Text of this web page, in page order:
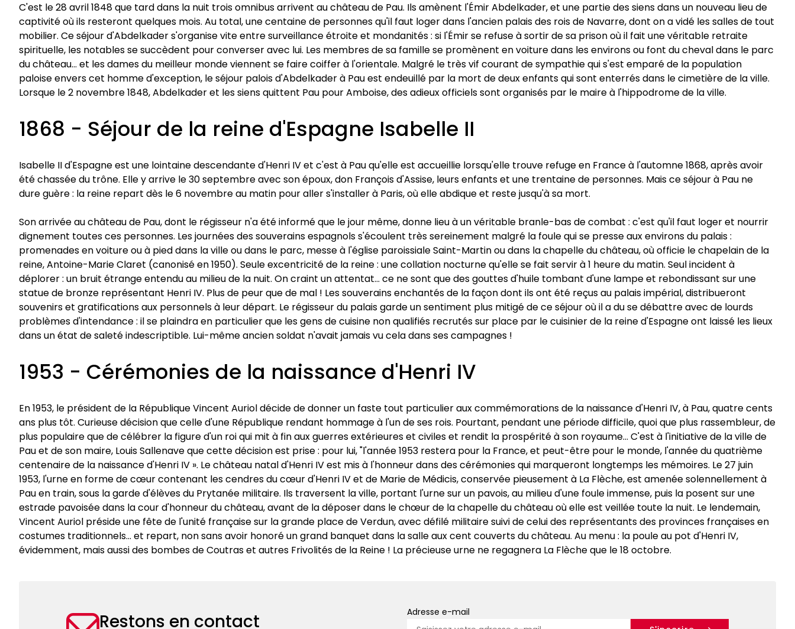
C'est le 28 avril 1848 que tard dans la nuit trois omnibus arrivent au château de Pau. Ils amènent l'Émir Abdelkader, et une partie des siens dans un nouveau lieu de
captivité où ils resteront quelques mois. Au total, une centaine de personnes qu'il faut loger dans l'ancien palais des rois de Navarre, dont on a vidé les salles de tout
mobilier. Ce séjour d'Abdelkader s'organise vite entre surveillance étroite et mondanités : si l'Émir se refuse à sortir de sa prison où il fait une véritable retraite
spirituelle, les notables se succèdent pour converser avec lui. Les membres de sa famille se promènent en voiture dans les environs ou font du cheval dans le parc
du château... et les dames du meilleur monde viennent se faire coiffer à l'orientale. Malgré le très vif courant de sympathie qui s'est emparé de la population
paloise envers cet homme d'exception, le séjour palois d'Abdelkader à Pau est endeuillé par la mort de deux enfants qui sont enterrés dans le cimetière de la ville.
Lorsque le 2 novembre 1848, Abdelkader et les siens quittent Pau pour Amboise, des adieux officiels sont organisés par le maire à l'hippodrome de la ville.
1868 - Séjour de la reine d'Espagne Isabelle II
Isabelle II d'Espagne est une lointaine descendante d'Henri IV et c'est à Pau qu'elle est accueillie lorsqu'elle trouve refuge en France à l'automne 1868, après avoir
été chassée du trône. Elle y arrive le 30 septembre avec son époux, don François d'Assise, leurs enfants et une trentaine de personnes. Mais ce séjour à Pau ne
dure guère : la reine repart dès le 6 novembre au matin pour aller s'installer à Paris, où elle abdique et reste jusqu'à sa mort.
Son arrivée au château de Pau, dont le régisseur n'a été informé que le jour même, donne lieu à un véritable branle-bas de combat : c'est qu'il faut loger et nourrir
dignement toutes ces personnes. Les journées des souverains espagnols s'écoulent très sereinement malgré la foule qui se presse aux environs du palais :
promenades en voiture ou à pied dans la ville ou dans le parc, messe à l'église paroissiale Saint-Martin ou dans la chapelle du château, où officie le chapelain de la
reine, Antoine-Marie Claret (canonisé en 1950). Seule excentricité de la reine : une collation nocturne qu'elle se fait servir à 1 heure du matin. Seul incident à
déplorer : un bruit étrange entendu au milieu de la nuit. On craint un attentat... ce ne sont que des gouttes d'huile tombant d'une lampe et rebondissant sur une
statue de bronze représentant Henri IV. Plus de peur que de mal ! Les souverains enchantés de la façon dont ils ont été reçus au palais impérial, distribueront
souvenirs et gratifications aux personnels à leur départ. Le régisseur du palais garde un sentiment plus mitigé de ce séjour où il a du se débattre avec de lourds
problèmes d'intendance : il se plaindra en particulier que les gens de cuisine non qualifiés recrutés sur place par le cuisinier de la reine d'Espagne ont laissé les lieux
dans un état de saleté indescriptible. Lui-même ancien soldat n'avait jamais vu cela dans ses campagnes !
1953 - Cérémonies de la naissance d'Henri IV
En 1953, le président de la République Vincent Auriol décide de donner un faste tout particulier aux commémorations de la naissance d'Henri IV, à Pau, quatre cents
ans plus tôt. Curieuse décision que celle d'une République rendant hommage à l'un de ses rois. Pourtant, pendant une période difficile, quoi que plus rassembleur, de
plus populaire que de célébrer la figure d'un roi qui mit à fin aux guerres extérieures et civiles et rendit la prospérité à son royaume... C'est à l'initiative de la ville de
Pau et de son maire, Louis Sallenave que cette décision est prise : pour lui, "l'année 1953 restera pour la France, et peut-être pour le monde, l'année du quatrième
centenaire de la naissance d'Henri IV ». Le château natal d'Henri IV est mis à l'honneur dans des cérémonies qui marqueront longtemps les mémoires. Le 27 juin
1953, l'urne en forme de cœur contenant les cendres du cœur d'Henri IV et de Marie de Médicis, conservée pieusement à La Flèche, est amenée solennellement à
Pau en train, sous la garde d'élèves du Prytanée militaire. Ils traversent la ville, portant l'urne sur un pavois, au milieu d'une foule immense, puis la posent sur une
estrade pavoisée dans la cour d'honneur du château, avant de la déposer dans le chœur de la chapelle du château où elle est veillée toute la nuit. Le lendemain,
Vincent Auriol préside une fête de l'unité française sur la grande place de Verdun, avec défilé militaire suivi de celui des représentants des provinces françaises en
costumes traditionnels... et repart, non sans avoir honoré un grand banquet dans la salle aux cent couverts du château. Au menu : la poule au pot d'Henri IV,
évidemment, mais aussi des bombes de Coutras et autres Frivolités de la Reine ! La précieuse urne ne regagnera La Flèche que le 18 octobre.
Restons en contact Adresse e-mail